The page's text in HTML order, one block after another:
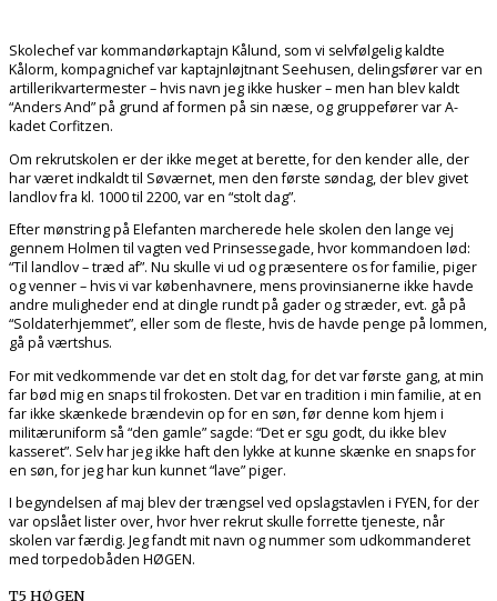
Skolechef var kommandørkaptajn Kålund, som vi selvfølgelig kaldte
Kålorm, kompagnichef var kaptajnløjtnant Seehusen, delingsfører var en
artillerikvartermester – hvis navn jeg ikke husker – men han blev kaldt
“Anders And” på grund af formen på sin næse, og gruppefører var A-
kadet Corfitzen.
Om rekrutskolen er der ikke meget at berette, for den kender alle, der
har været indkaldt til Søværnet, men den første søndag, der blev givet
landlov fra kl. 1000 til 2200, var en “stolt dag”.
Efter mønstring på Elefanten marcherede hele skolen den lange vej
gennem Holmen til vagten ved Prinsessegade, hvor kommandoen lød:
“Til landlov – træd af”. Nu skulle vi ud og præsentere os for familie, piger
og venner – hvis vi var københavnere, mens provinsianerne ikke havde
andre muligheder end at dingle rundt på gader og stræder, evt. gå på
“Soldaterhjemmet”, eller som de fleste, hvis de havde penge på lommen,
gå på værtshus.
For mit vedkommende var det en stolt dag, for det var første gang, at min
far bød mig en snaps til frokosten. Det var en tradition i min familie, at en
far ikke skænkede brændevin op for en søn, før denne kom hjem i
militæruniform så “den gamle” sagde: “Det er sgu godt, du ikke blev
kasseret”. Selv har jeg ikke haft den lykke at kunne skænke en snaps for
en søn, for jeg har kun kunnet “lave” piger.
I begyndelsen af maj blev der trængsel ved opslagstavlen i FYEN, for der
var opslået lister over, hvor hver rekrut skulle forrette tjeneste, når
skolen var færdig. Jeg fandt mit navn og nummer som udkommanderet
med torpedobåden HØGEN.
T5 HØGEN